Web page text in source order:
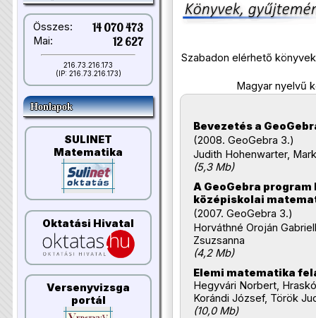
Összes: 14 070 473
Mai: 12 627
216.73.216.173
(IP: 216.73.216.173)
Honlapok
SULINET
Matematika
Oktatási Hivatal
Versenyvizsga
portál
Szabadon elérhető
Magyar nyelvű
Bevezetés a
(2008. GeoGebra 3.)
Judith Hohenwarter,
(5,3 Mb)
A GeoGebra
középiskolai
(2007. GeoGebra 3.)
Horváthné Oroján
Zsuzsanna
(4,2 Mb)
Elemi matematika
Hegyvári Norbert,
Korándi József, Török
(10,0 Mb)